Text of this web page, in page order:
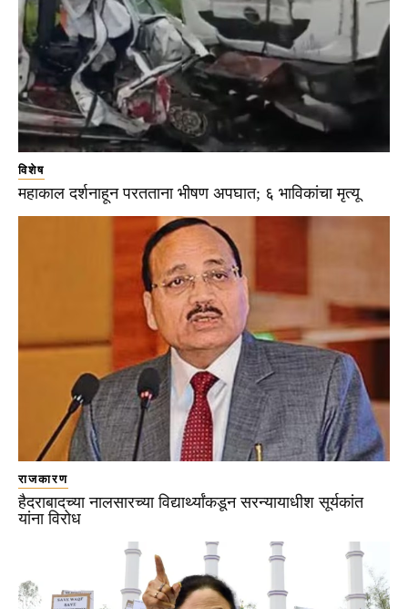
विशेष
महाकाल दर्शनाहून परतताना भीषण अपघात; ६ भाविकांचा मृत्यू
राजकारण
हैदराबादच्या नालसारच्या विद्यार्थ्यांकडून सरन्यायाधीश सूर्यकांत
यांना विरोध